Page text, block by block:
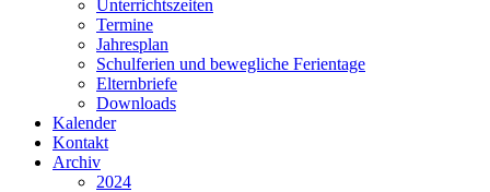
Unterrichtszeiten
Termine
Jahresplan
Schulferien und bewegliche Ferientage
Elternbriefe
Downloads
Kalender
Kontakt
Archiv
2024